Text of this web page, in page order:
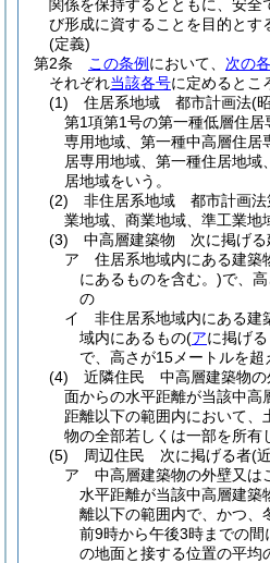
関係を保持するとともに、安全
び形成に資することを目的とす
(定義)
第2条
この条例 において、 次の
それぞれ当該各号に定めるとこ
(1)
住居系地域 都市計画法(
第1項第1号の第一種低層住
専用地域、第一種中高層住居
居専用地域、第一種住居地域
居地域をいう。
(2)
非住居系地域 都市計画法
業地域、商業地域、準工業地
(3)
中高層建築物 次に掲げる
ア
住居系地域内にある建築
にあるものを含む。)で、
の
イ
非住居系地域内にある建
域内にあるもの(アに掲げ
で、高さが15メートルを超
(4)
近隣住民 中高層建築物の
面からの水平距離が当該中高
距離以下の範囲内において、
物の全部若しくは一部を所有
(5)
周辺住民 次に掲げる者(
ア
中高層建築物の外壁又は
水平距離が当該中高層建築
離以下の範囲内で、かつ、
前9時から午後3時までの
の地面と接する位置の平均